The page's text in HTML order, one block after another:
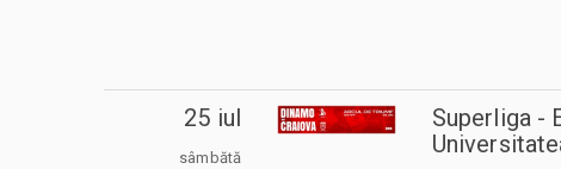
25 iul
sâmbătă
Superliga -